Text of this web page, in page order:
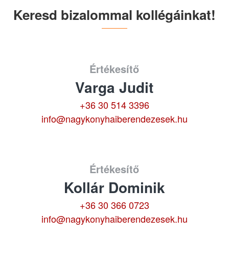
Keresd bizalommal kollégáinkat!
Értékesítő
Varga Judit
+36 30 514 3396
info@nagykonyhaiberendezesek.hu
Értékesítő
Kollár Dominik
+36 30 366 0723
info@nagykonyhaiberendezesek.hu